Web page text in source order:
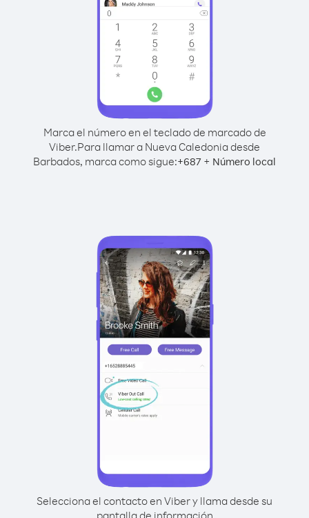
Marca el número en el teclado de marcado de
Viber.Para llamar a Nueva Caledonia desde
Barbados, marca como sigue:+687 + Número local
Selecciona el contacto en Viber y llama desde su
pantalla de información